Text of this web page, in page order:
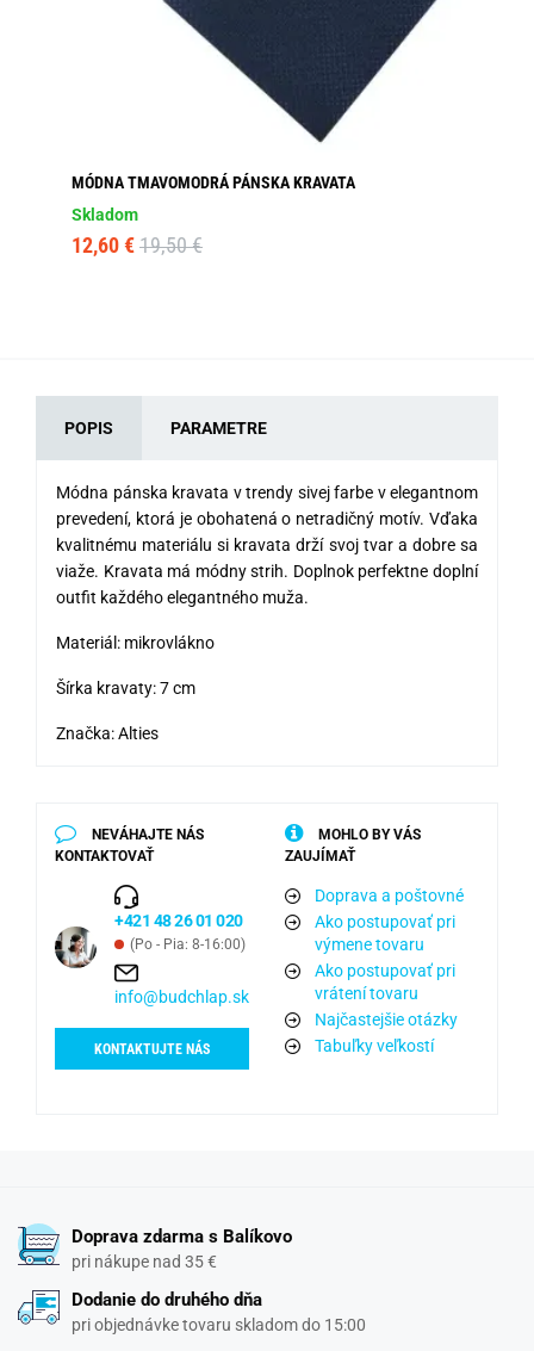
MÓDNA TMAVOMODRÁ PÁNSKA KRAVATA
Skladom
12,60 € 19,50 €
POPIS PARAMETRE
Módna pánska kravata v trendy sivej farbe v elegantnom
prevedení, ktorá je obohatená o netradičný motív. Vďaka
kvalitnému materiálu si kravata drží svoj tvar a dobre sa
viaže. Kravata má módny strih. Doplnok perfektne doplní
outfit každého elegantného muža.
Materiál: mikrovlákno
Šírka kravaty: 7 cm
Značka: Alties
NEVÁHAJTE NÁS
KONTAKTOVAŤ
+421 48 26 01 020
(Po - Pia: 8-16:00)
info@budchlap.sk
KONTAKTUJTE NÁS
MOHLO BY VÁS
ZAUJÍMAŤ
Doprava a poštovné
Ako postupovať pri
výmene tovaru
Ako postupovať pri
vrátení tovaru
Najčastejšie otázky
Tabuľky veľkostí
Doprava zdarma s Balíkovo
pri nákupe nad 35 €
Dodanie do druhého dňa
pri objednávke tovaru skladom do 15:00